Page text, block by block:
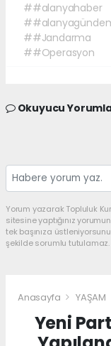
##alanyahaber
##Jandarma
##Operasyon
Okuyucu
Yorum yazarak Topluluk
sitesine yaptığınız
tek başınıza
şekilde sorumlu tutulamaz.
Anasayfa YAŞAM
Yeni